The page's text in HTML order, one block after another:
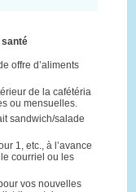
offre d’aliments
de la cafétéria
ou mensuelles.
sandwich/salade
1, etc., à l’avance
courriel ou les
vos nouvelles